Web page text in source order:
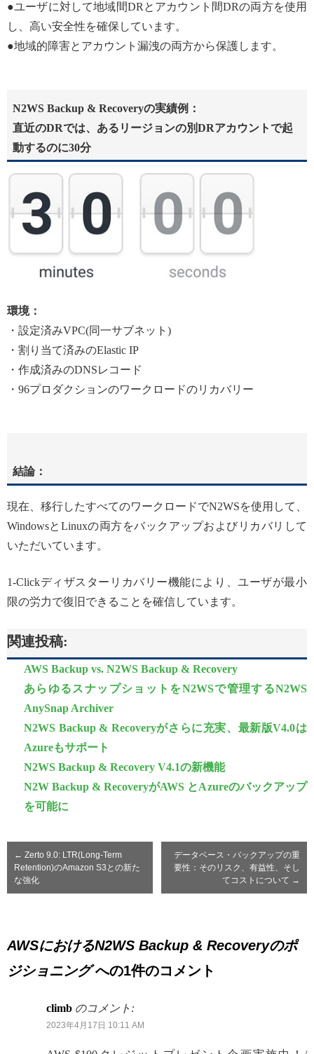
●ユーザに対して地域間DRとアカウント間DRの両方を使用
し、高い安全性を確保しています。
●地域的障害とアカウント漏洩の両方から保護します。
N2WS Backup & Recoveryの実績例：
直近のDRでは、あるリージョンの別DRアカウントで起
動するのに30分
環境：
・設定済みVPC(同一サブネット)
・割り当て済みのElastic IP
・作成済みのDNSレコード
・96プロダクションのワークロードのリカバリー
結論：
現在、移行したすべてのワークロードでN2WSを使用して、
WindowsとLinuxの両方をバックアップおよびリカバリして
いただいています。
1-Clickディザスターリカバリー機能により、ユーザが最小
限の労力で復旧できることを確信しています。
関連投稿:
AWS Backup vs. N2WS Backup & Recovery
あらゆるスナップショットをN2WSで管理するN2WS
AnySnap Archiver
N2WS Backup & Recoveryがさらに充実、最新版V4.0は
Azureもサポート
N2WS Backup & Recovery V4.1の新機能
N2W Backup & RecoveryがAWS とAzureのバックアップ
を可能に
← Zerto 9.0: LTR(Long-Term
Retention)のAmazon S3との新た
な強化
データベース・バックアップの重
要性：そのリスク、有益性、そし
てコストについて →
AWSにおけるN2WS Backup & Recoveryのポ
ジショニングへの1件のコメント
climb のコメント:
2023年4月17日 10:11 AM